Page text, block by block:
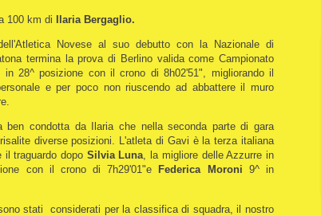
100 km di Ilaria Bergaglio.
Novese al suo debutto con la Nazionale di
termina la prova di Berlino valida come Campionato
in 28^ posizione con il crono di 8h02'51", migliorando il
e per poco non riuscendo ad abbattere il muro
ben condotta da Ilaria che nella seconda parte di gara
diverse posizioni. L'atleta di Gavi è la terza italiana
il traguardo dopo Silvia Luna, la migliore delle Azzurre in
con il crono di 7h29'01"e
Federica Moroni 9^ in
stati considerati per la classifica di squadra, il nostro